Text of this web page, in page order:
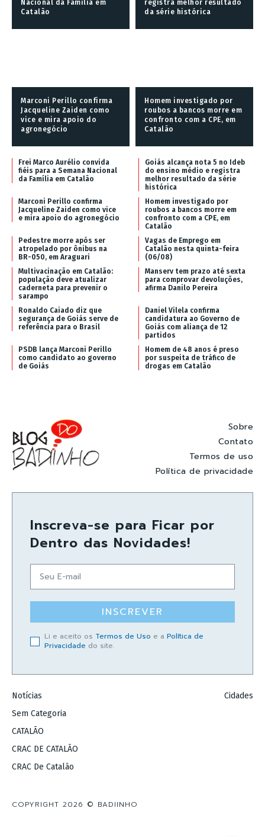
Nacional da Família em
Catalão
registra melhor resultado
da série histórica
Marconi Perillo confirma
Jacqueline Zaiden como
vice e mira apoio do
agronegócio
Homem investigado por
roubos a bancos morre em
confronto com a CPE, em
Catalão
Frei Marco Aurélio convida
fiéis para a Semana Nacional
da Família em Catalão
Goiás alcança nota 5 no Ideb
do ensino médio e registra
melhor resultado da série
histórica
Marconi Perillo confirma
Jacqueline Zaiden como vice
e mira apoio do agronegócio
Homem investigado por
roubos a bancos morre em
confronto com a CPE, em
Catalão
Pedestre morre após ser
atropelado por ônibus na
BR-050, em Araguari
Vagas de Emprego em
Catalão nesta quinta-feira
(06/08)
Multivacinação em Catalão:
população deve atualizar
caderneta para prevenir o
sarampo
Manserv tem prazo até sexta
para comprovar devoluções,
afirma Danilo Pereira
Ronaldo Caiado diz que
segurança de Goiás serve de
referência para o Brasil
Daniel Vilela confirma
candidatura ao Governo de
Goiás com aliança de 12
partidos
PSDB lança Marconi Perillo
como candidato ao governo
de Goiás
Homem de 48 anos é preso
por suspeita de tráfico de
drogas em Catalão
Sobre
Contato
Termos de uso
Política de privacidade
Inscreva-se para Ficar por
Dentro das Novidades!
INSCREVER
Li e aceito os Termos de Uso e a Política de
Privacidade do site.
Notícias
Sem Categoria
CATALÃO
CRAC DE CATALÃO
CRAC De Catalão
Cidades
COPYRIGHT 2026 © BADIINHO